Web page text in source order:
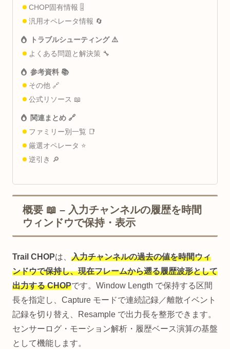
CHOP固有情報 🎚️
汎用オペレータ情報 🔄
トラブルシューティング ⚠️
よくある問題と解決策 🔧
参考資料 📚
その他 🔗
公式リソース 📖
関連まとめ 🔗
ファミリー別一覧 📑
厳選オペレータ ⭐
逆引き 🔎
概要 📖 – 入力チャンネルの履歴を時間
ウィンドウで保持・表示
Trail CHOPは、 入力チャンネルの過去の値を時間ウィ
ンドウで保持し、現在フレームから遡る履歴波形として
出力する CHOPです。Window Length で保持する区間
長を指定し、Capture モードで連続記録／離散イベント
記録を切り替え、Resample で出力長を整形できます。
センサーログ・モーション解析・履歴ベース演算の基盤
として機能します。